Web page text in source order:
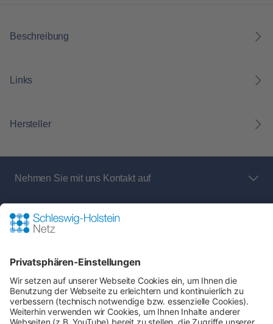
Beschreibung
Links
Hersteller
Nehmen Sie mit uns Kontakt auf
Bei Fragen an den Netz- und Messstellenbetreiber
rund um:
Shop-Service
Zahlung & Versand